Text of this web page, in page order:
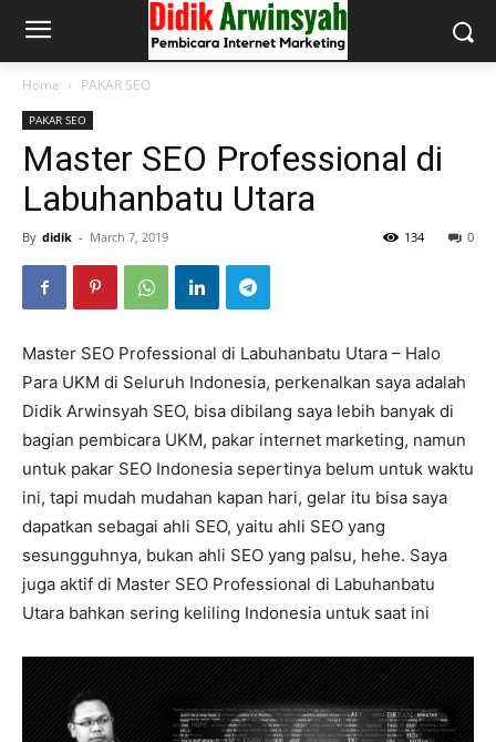
Home PAKAR SEO
PAKAR SEO
Master SEO Professional di
Labuhanbatu Utara
By didik - March 7, 2019 0
134
Master SEO Professional di Labuhanbatu Utara – Halo
Para UKM di Seluruh Indonesia, perkenalkan saya adalah
Didik Arwinsyah SEO, bisa dibilang saya lebih banyak di
bagian pembicara UKM, pakar internet marketing, namun
untuk pakar SEO Indonesia sepertinya belum untuk waktu
ini, tapi mudah mudahan kapan hari, gelar itu bisa saya
dapatkan sebagai ahli SEO, yaitu ahli SEO yang
sesungguhnya, bukan ahli SEO yang palsu, hehe. Saya
juga aktif di Master SEO Professional di Labuhanbatu
Utara bahkan sering keliling Indonesia untuk saat ini